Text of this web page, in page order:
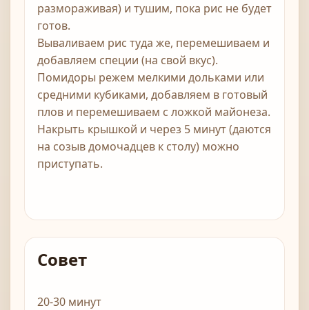
размораживая) и тушим, пока рис не будет
готов.
Вываливаем рис туда же, перемешиваем и
добавляем специи (на свой вкус).
Помидоры режем мелкими дольками или
средними кубиками, добавляем в готовый
плов и перемешиваем с ложкой майонеза.
Накрыть крышкой и через 5 минут (даются
на созыв домочадцев к столу) можно
приступать.
Совет
20-30 минут